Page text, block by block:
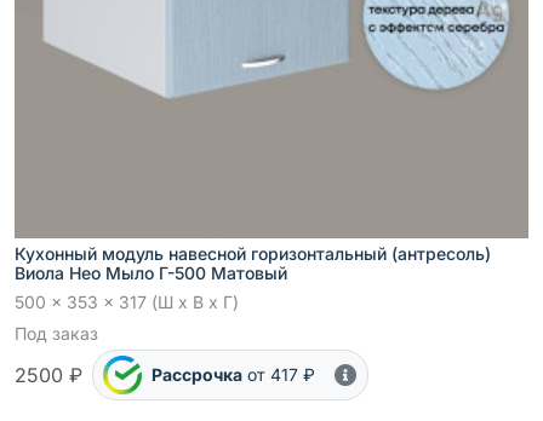
Кухонный модуль навесной горизонтальный (антресоль)
Виола Нео Мыло Г-500 Матовый
500 x 353 x 317 (Ш x В x Г)
Под заказ
2500 ₽ Рассрочка от 417 ₽